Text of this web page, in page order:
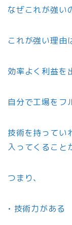
なぜこれが強い
これが強い理由
効率よく利益を
自分で工場をフ
技術を持ってい
入ってくること
つまり、
• 技術力がある